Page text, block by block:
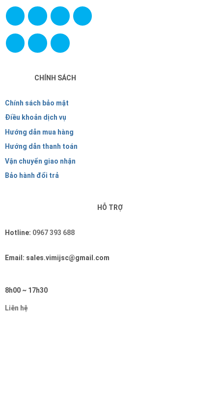
CHÍNH SÁCH
Chính sách bảo mật
Điều khoản dịch vụ
Hướng dẫn mua hàng
Hướng dẫn thanh toán
Vận chuyển giao nhận
Bảo hành đổi trả
HỖ TRỢ
Hotline: 0967 393 688
Email: sales.vimijsc@gmail.com
8h00 ~ 17h30
Liên hệ